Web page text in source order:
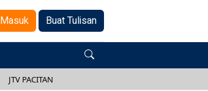
Masuk Buat Tulisan
JTV PACITAN